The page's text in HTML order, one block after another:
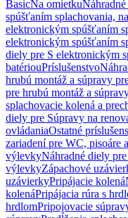
BasicNa omietku
spúšťaním splachovania,
elektronickým spúšťaním
elektronickým spúšťaním
diely pre S elektronickým
batériouPríslušenstvo
hrubú montáž a súpravy
pre hrubú montáž a
splachovacie kolená a
diely pre Súpravy na
ovládaniaOstatné
zariadení pre WC, pisoáre
výlevkyNáhradné diely
výlevkyZápachové
uzávierkyPripájacie kolená
kolenáPripájacia rúra s
hrdlomPripojovacie